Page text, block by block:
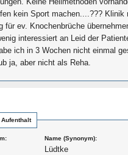
kein Sport machen....??? Klinik
für ev. Knochenbrüche
interessiert an Leid der
ich in 3 Wochen nicht einmal
ja, aber nicht als Reha.
Aufenthalt
Name (Synonym):
Lüdtke